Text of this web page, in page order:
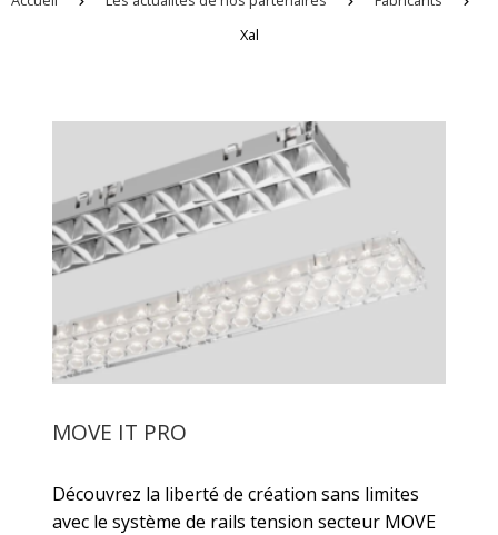
Xal
MOVE IT PRO
Découvrez la liberté de création sans limites
avec le système de rails tension secteur MOVE